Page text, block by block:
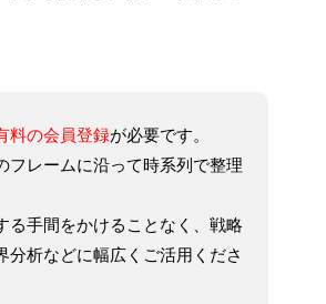
料の会員登録が必要です。
フレームに沿って時系列で整理
る手間をかけることなく、戦略
析などに幅広くご活用くださ